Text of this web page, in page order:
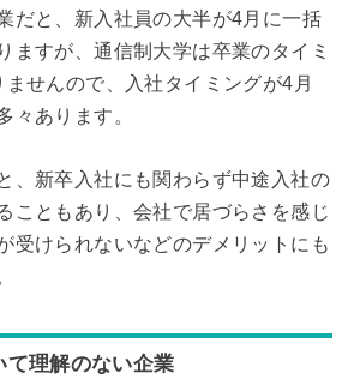
だと、新入社員の大半が4月に一括
ますが、通信制大学は卒業のタイミ
せんので、入社タイミングが4月
々あります。
、新卒入社にも関わらず中途入社の
こともあり、会社で居づらさを感じ
受けられないなどのデメリットにも
て理解のない企業